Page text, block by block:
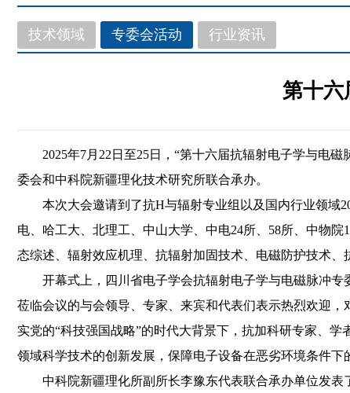
技术领域 专委会活动 行业资讯
第十六
2025年7月22日至25日，“第十六届抗辐射电子学与电
委会和中科院新疆理化技术研究所联合承办。
本次大会邀请到了抗H与辐射专业组以及国内行业领域
电、哈工大、北理工、中山大学、中电24所、 58所、中物院1
态综述、辐射效应机理、抗辐射加固技术、电磁防护技术、
开幕式上，四川省电子学会抗辐射电子学与电磁脉冲
莅临会议的与会领导、专家、来宾和代表们表示热烈欢迎
实党的“科技强国战略”的时代大背景下，抗加科研专家、
领域科学技术的创新发展，保障电子设备在恶劣环境条件
中科院新疆理化所副所长李豫东代表联合承办单位发